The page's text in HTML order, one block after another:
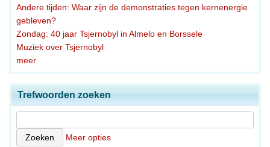
Andere tijden: Waar zijn de demonstraties tegen kernenergie
gebleven?
Zondag: 40 jaar Tsjernobyl in Almelo en Borssele
Muziek over Tsjernobyl
meer
Trefwoorden zoeken
Meer opties